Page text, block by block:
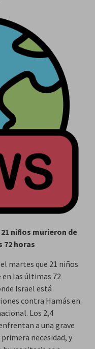
niños murieron de
72 horas
martes que 21 niños
las últimas 72
Israel está
contra Hamás en
Los 2,4
a una grave
necesidad, y